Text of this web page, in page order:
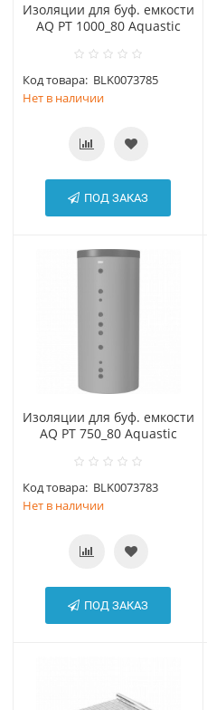
Изоляции для буф. емкости
AQ PT 1000_80 Aquastic
Код товара: BLK0073785
Нет в наличии
ПОД ЗАКАЗ
Изоляции для буф. емкости
AQ PT 750_80 Aquastic
Код товара: BLK0073783
Нет в наличии
ПОД ЗАКАЗ